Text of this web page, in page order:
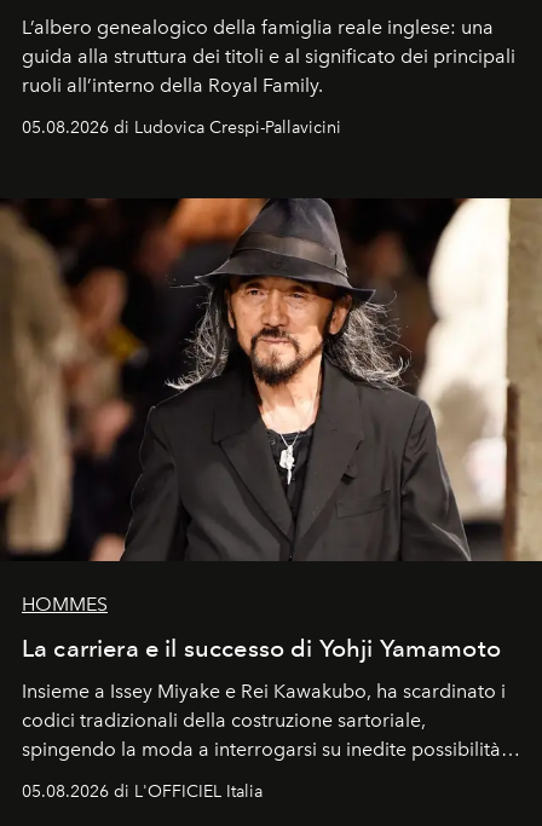
L’albero genealogico della famiglia reale inglese: una
guida alla struttura dei titoli e al significato dei principali
ruoli all’interno della Royal Family.
05.08.2026 di Ludovica Crespi-Pallavicini
HOMMES
La carriera e il successo di Yohji Yamamoto
Insieme a Issey Miyake e Rei Kawakubo, ha scardinato i
codici tradizionali della costruzione sartoriale,
spingendo la moda a interrogarsi su inedite possibilità
05.08.2026 di L'OFFICIEL Italia